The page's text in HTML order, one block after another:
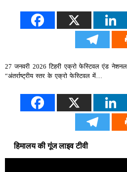
27 जनवरी 2026 टिहरी एक्रो फेस्टिवल एंड
“अंतर्राष्ट्रीय स्तर के एक्रो फेस्टिवल में…
हिमालय की गूंज लाइव टीवी